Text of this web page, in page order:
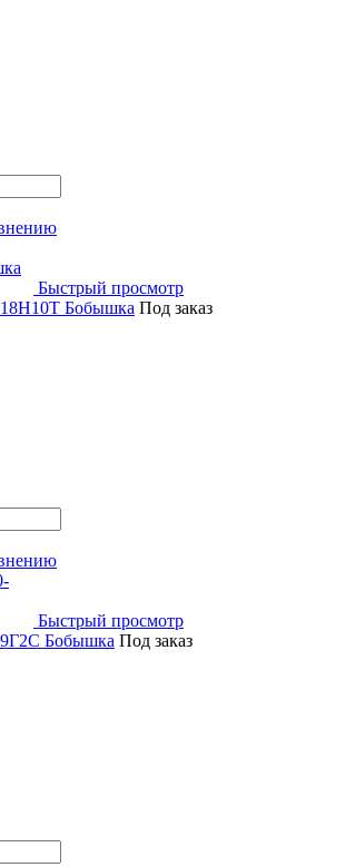
Быстрый просмотр
Бобышка Под заказ
Быстрый просмотр
Бобышка Под заказ